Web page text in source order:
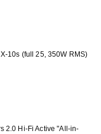
10s (full 25, 350W RMS)
2.0 Hi-Fi Active "All-in-